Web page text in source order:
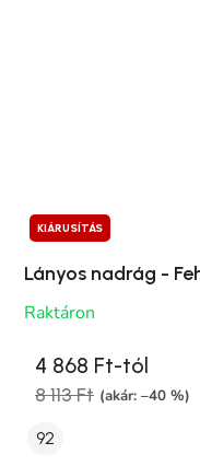
KIÁRUSÍTÁS
Lányos nadrág -
Raktáron
4 868 Ft-tól
8 113 Ft (akár: –40 %)
92